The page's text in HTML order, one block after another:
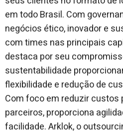
em todo Brasil. Com
negócios ético, inovador e
com times nas principais
destaca por seu
sustentabilidade
flexibilidade e redução de
Com foco em reduzir custos
parceiros, proporciona
facilidade. Arklok, o